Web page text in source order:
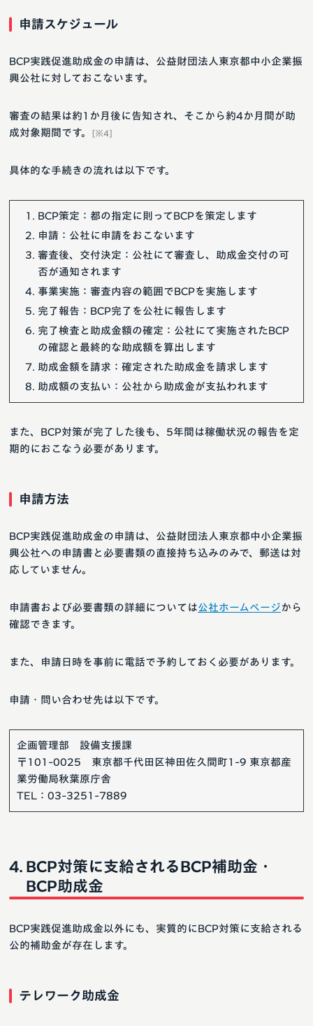
申請スケジュール
BCP実践促進助成金の申請は、公益財団法人東京都中小企業振
興公社に対しておこないます。
審査の結果は約1か月後に告知され、そこから約4か月間が助
成対象期間です。
[※4]
具体的な手続きの流れは以下です。
BCP策定：都の指定に則ってBCPを策定します
申請：公社に申請をおこないます
審査後、交付決定：公社にて審査し、助成金交付の可
否が通知されます
事業実施：審査内容の範囲でBCPを実施します
完了報告：BCP完了を公社に報告します
完了検査と助成金額の確定：公社にて実施されたBCP
の確認と最終的な助成額を算出します
助成金額を請求：確定された助成金を請求します
助成額の支払い：公社から助成金が支払われます
また、BCP対策が完了した後も、5年間は稼働状況の報告を定
期的におこなう必要があります。
申請方法
BCP実践促進助成金の申請は、公益財団法人東京都中小企業振
興公社への申請書と必要書類の直接持ち込みのみで、郵送は対
応していません。
申請書および必要書類の詳細については公社ホームページ から
確認できます。
また、申請日時を事前に電話で予約しておく必要があります。
申請・問い合わせ先は以下です。
企画管理部 設備支援課
〒101-0025 東京都千代田区神田佐久間町1-9 東京都産
業労働局秋葉原庁舎
TEL：03-3251-7889
BCP対策に支給されるBCP補助金・
BCP助成金
BCP実践促進助成金以外にも、実質的にBCP対策に支給される
公的補助金が存在します。
テレワーク助成金